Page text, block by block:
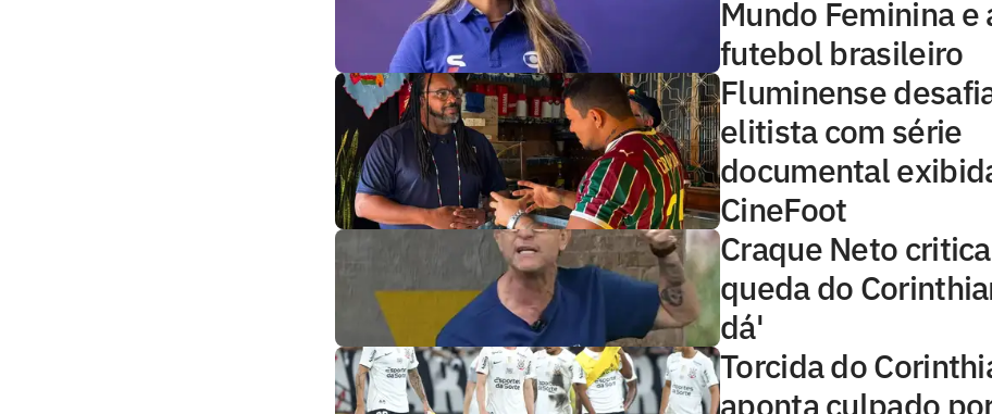
Mundo Feminina e
futebol brasileiro
Fluminense
elitista com série
documental
CineFoot
Craque Neto
queda do
dá'
Torcida do
aponta culpado